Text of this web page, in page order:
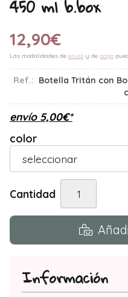
450 ml b.box
12,90€
Las modalidades de envío y de pago
Ref.: Botella Tritán con
envío 5,00€*
color
Cantidad
Información